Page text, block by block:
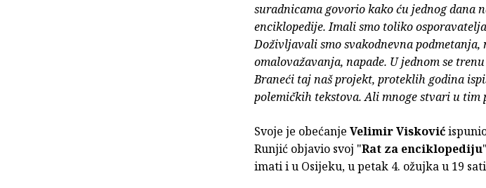
suradnicama govorio kako ću jednog dana
enciklopedije. Imali smo toliko
Doživljavali smo svakodnevna
omalovažavanja, napade. U jednom se
Braneći taj naš projekt, proteklih godina
polemičkih tekstova. Ali mnoge stvari u tim
Svoje je obećanje Velimir Visković
Runjić objavio svoj "Rat za enciklopediju
imati i u Osijeku, u petak 4. ožujka u 19